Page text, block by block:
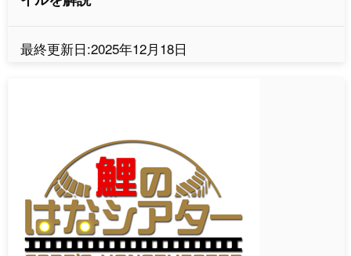
最終更新日:2025年12月18日